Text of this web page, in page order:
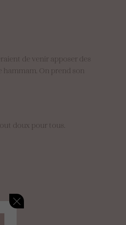
de venir apposer des
hammam. On prend son
doux pour tous.